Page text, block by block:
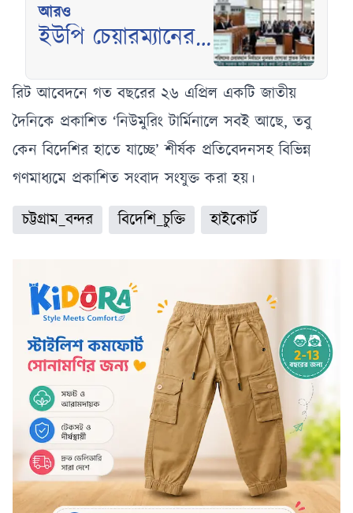
আরও
ইউপি চেয়ারম্যানের
নিশ্চিতে হাইকোর্টের
রুল জারি
রিট আবেদনে গত বছরের ২৬ এপ্রিল একটি জাতীয়
দৈনিকে প্রকাশিত ‘নিউমুরিং টার্মিনালে সবই আছে, তবু
কেন বিদেশির হাতে যাচ্ছে’ শীর্ষক প্রতিবেদনসহ বিভিন্ন
গণমাধ্যমে প্রকাশিত সংবাদ সংযুক্ত করা হয়।
চট্টগ্রাম_বন্দর
বিদেশি_চুক্তি হাইকোর্ট